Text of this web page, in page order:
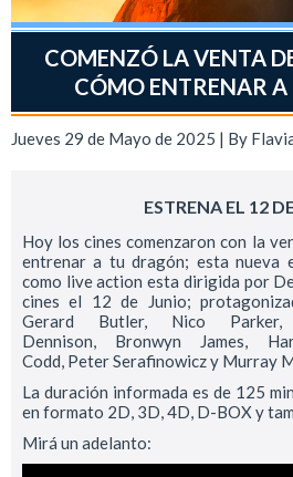
COMENZÓ LA VENTA
CÓMO ENTRENAR
Jueves 29 de Mayo de 2025 | By
ESTRENA EL 12
Hoy los cines comenzaron con la
entrenar a tu dragón; esta nueva
como live action esta dirigida por
cines el 12 de Junio;
Gerard Butler, Nico
Dennison, Bronwyn James,
Codd, Peter Serafinowicz y Murray
La duración informada es de 125
en formato 2D, 3D, 4D, D-BOX y
Mirá un adelanto: